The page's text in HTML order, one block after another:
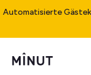
Automatisierte